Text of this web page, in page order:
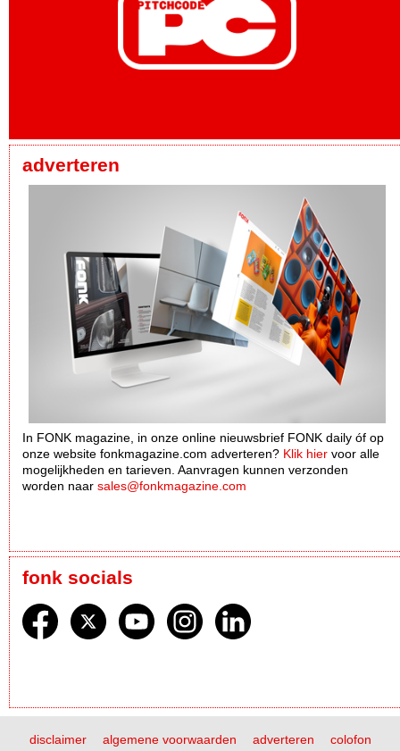
adverteren
In FONK magazine, in onze online nieuwsbrief FONK daily óf op
onze website fonkmagazine.com adverteren? Klik hier voor alle
mogelijkheden en tarieven. Aanvragen kunnen verzonden
worden naar sales@fonkmagazine.com
fonk socials
disclaimer algemene voorwaarden adverteren colofon